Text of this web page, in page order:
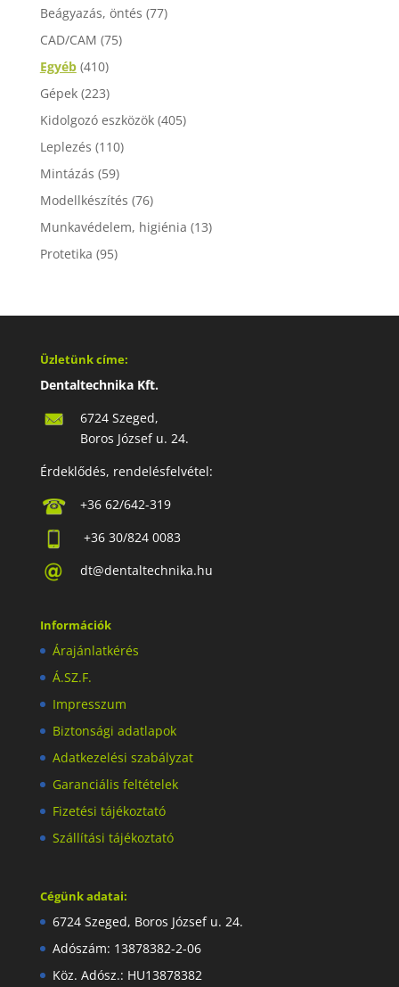
Beágyazás, öntés (77)
CAD/CAM (75)
Egyéb (410)
Gépek (223)
Kidolgozó eszközök (405)
Leplezés (110)
Mintázás (59)
Modellkészítés (76)
Munkavédelem, higiénia (13)
Protetika (95)
Üzletünk címe:
Dentaltechnika Kft.
6724 Szeged,
Boros József u. 24.
Érdeklődés, rendelésfelvétel:
+36 62/642-319
+36 30/824 0083
dt@dentaltechnika.hu
Információk
Árajánlatkérés
Á.SZ.F.
Impresszum
Biztonsági adatlapok
Adatkezelési szabályzat
Garanciális feltételek
Fizetési tájékoztató
Szállítási tájékoztató
Cégünk adatai:
6724 Szeged, Boros József u. 24.
Adószám: 13878382-2-06
Köz. Adósz.: HU13878382